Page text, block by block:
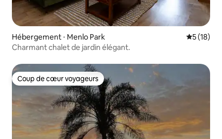
Hébergement ⋅ Menlo Park
5 (18)
Charmant chalet de jardin élégant.
Coup de cœur voyageurs
Coup de cœur voyageurs